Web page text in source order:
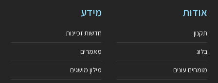
אודות
תקנון
בלוג
מומחים עונים
מידע
חדשות זכיינות
מאמרים
מילון מושגים